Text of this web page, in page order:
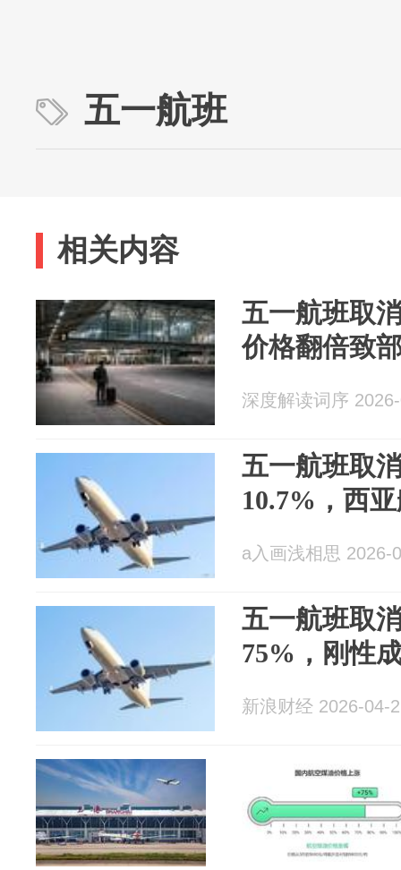
五一航班
相关内容
五一航班取
价格翻倍致
深度解读词序
五一航班取
10.7%，西
a入画浅相思 2026-
五一航班取
75%，刚性
新浪财经 2026-04-